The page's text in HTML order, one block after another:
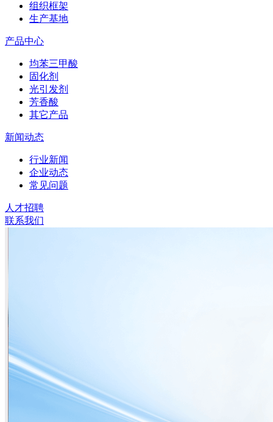
组织框架
生产基地
产品中心
均苯三甲酸
固化剂
光引发剂
芳香酸
其它产品
新闻动态
行业新闻
企业动态
常见问题
人才招聘
联系我们